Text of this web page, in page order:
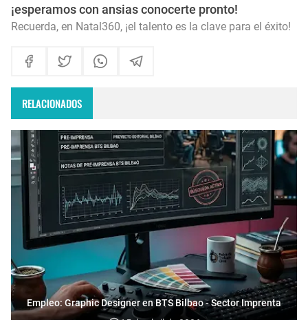
¡esperamos con ansias conocerte pronto!
Recuerda, en Natal360, ¡el talento es la clave para el éxito!
RELACIONADOS
Empleo: Graphic Designer en BTS Bilbao - Sector Imprenta